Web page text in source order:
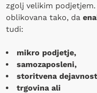
zgolj velikim
oblikovana tako, da
tudi:
mikro podjetje,
samozaposleni,
storitvena
trgovina ali